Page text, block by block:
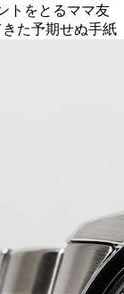
トをとるママ友
た予期せぬ手紙